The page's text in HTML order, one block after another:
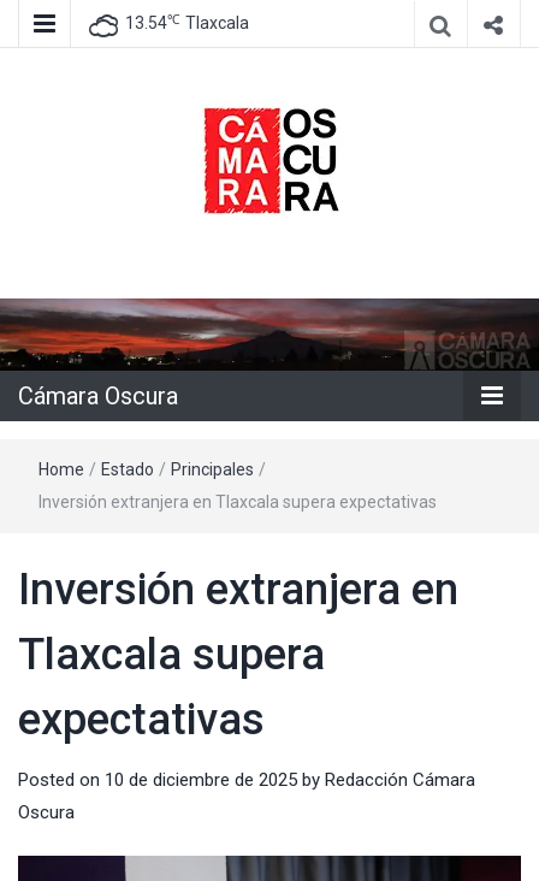
13.54℃ Tlaxcala
Cámara
Oscura
Cámara Oscura
Home / Estado / Principales /
Inversión extranjera en Tlaxcala supera expectativas
Inversión extranjera en
Tlaxcala supera
expectativas
Posted on 10 de diciembre de 2025 by Redacción Cámara
Oscura